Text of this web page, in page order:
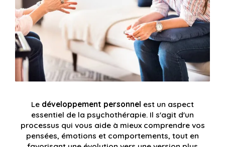
Le développement personnel est un aspect
essentiel de la psychothérapie. Il s'agit d'un
processus qui vous aide à mieux comprendre vos
pensées, émotions et comportements, tout en